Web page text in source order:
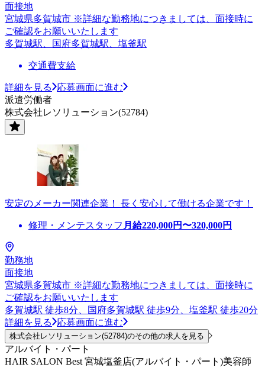
面接地
宮城県多賀城市 ※詳細な勤務地につきましては、面接時に
ご確認をお願いいたします
多賀城駅、国府多賀城駅、塩釜駅
交通費支給
詳細を見る
応募画面に進む
派遣労働者
株式会社レソリューション(52784)
安定のメーカー関連企業！ 長く安心して働ける企業です！
修理・メンテスタッフ 月給220,000円〜320,000円
勤務地
面接地
宮城県多賀城市 ※詳細な勤務地につきましては、面接時に
ご確認をお願いいたします
多賀城駅 徒歩8分、国府多賀城駅 徒歩9分、塩釜駅 徒歩20分
詳細を見る
応募画面に進む
株式会社レソリューション(52784)のその他の求人を見る
アルバイト・パート
HAIR SALON Best 宮城塩釜店(アルバイト・パート)美容師